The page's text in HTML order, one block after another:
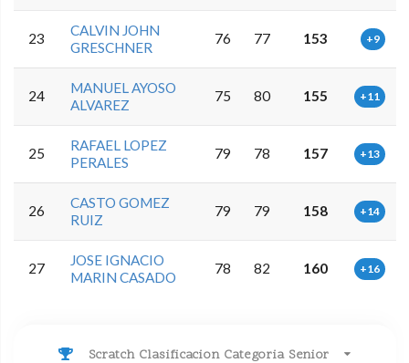
23
CALVIN JOHN
GRESCHNER
76 77 153 +9
24
MANUEL AYOSO
ALVAREZ
75 80 155 +11
25
RAFAEL LOPEZ
PERALES
79 78 157 +13
26
CASTO GOMEZ
RUIZ
79 79 158 +14
27
JOSE IGNACIO
MARIN CASADO
78 82 160 +16
Scratch Clasificacion Categoria Senior